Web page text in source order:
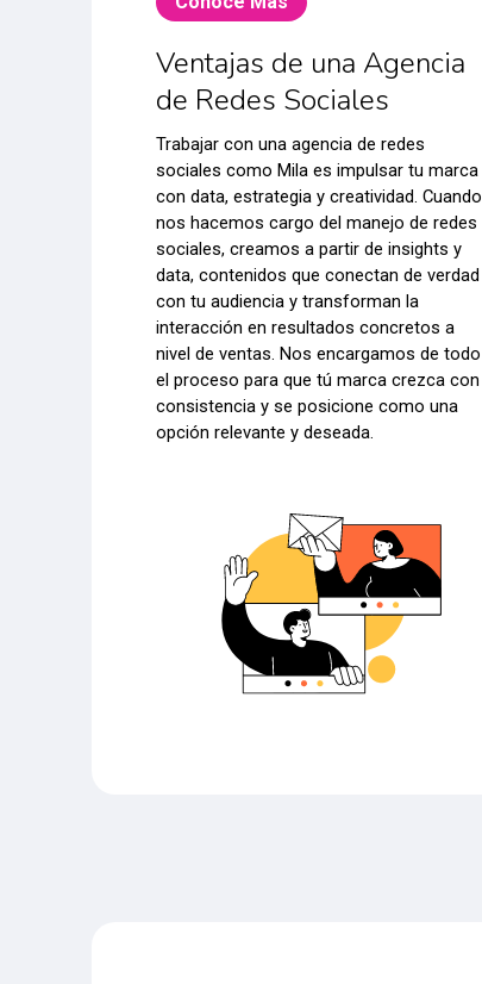
Ventajas de una Agencia
de Redes Sociales
Trabajar con una agencia de redes
sociales como Mila es impulsar tu marca
con data, estrategia y creatividad. Cuando
nos hacemos cargo del manejo de redes
sociales, creamos a partir de insights y
data, contenidos que conectan de verdad
con tu audiencia y transforman la
interacción en resultados concretos a
nivel de ventas. Nos encargamos de todo
el proceso para que tú marca crezca con
consistencia y se posicione como una
opción relevante y deseada.